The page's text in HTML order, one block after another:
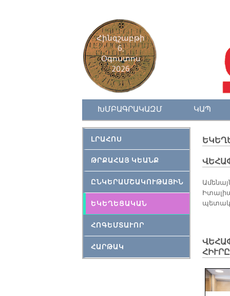
Հինգշաբթի
6,
Օգոստոս
2026
ԽՄԲԱԳՐԱԿԱԶՄ ԿԱՊ
ԼՐԱՀՈՍ
ԹՐՔԱՀԱՅ ԿԵԱՆՔ
ԸՆԿԵՐԱՄՇԱԿՈՒԹԱՅԻՆ
ԵԿԵՂԵՑԱԿԱՆ
ՀՈԳԵՄՏԱՒՈՐ
ՀԱՐԹԱԿ